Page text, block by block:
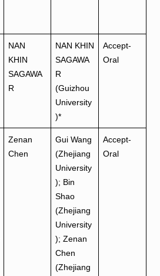
NAN
KHIN
SAGAWA
R
NAN KHIN
SAGAWA
R
(Guizhou
University
)*
Accept-
Oral
Zenan
Chen
Gui Wang
(Zhejiang
University
); Bin
Shao
(Zhejiang
University
); Zenan
Chen
(Zhejiang
Accept-
Oral